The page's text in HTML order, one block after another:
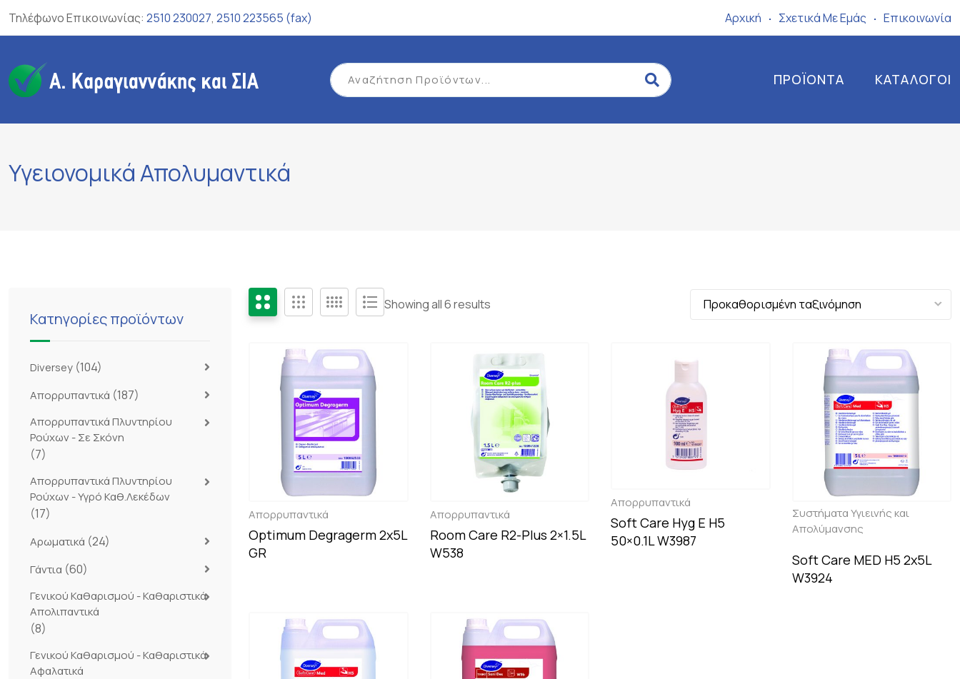
Τηλέφωνο Επικοινωνίας: 2510 230027, 2510 223565 (fax) Αρχική Σχετικά Mε Eμάς Επικοινωνία
ΠΡΟΪΌΝΤΑ ΚΑΤΆΛΟΓΟΙ
Υγειονομικά Απολυμαντικά
Κατηγορίες προϊόντων
Diversey (104)
Απορρυπαντικά (187)
Απορρυπαντικά Πλυντηρίου
Ρούχων - Σε Σκόνη
(7)
Απορρυπαντικά Πλυντηρίου
Ρούχων - Υγρό Καθ.Λεκέδων
(17)
Αρωματικά (24)
Γάντια (60)
Γενικού Καθαρισμού - Καθαριστικά
Απολιπαντικά
(8)
Γενικού Καθαρισμού - Καθαριστικά
Αφαλατικά
Showing all 6 results
Απορρυπαντικά
Optimum Degragerm 2x5L
GR
Απορρυπαντικά
Room Care R2-Plus 2×1.5L
W538
Απορρυπαντικά
Soft Care Hyg E H5
50×0.1L W3987
Συστήματα Υγιεινής και
Απολύμανσης
Soft Care MED H5 2x5L
W3924